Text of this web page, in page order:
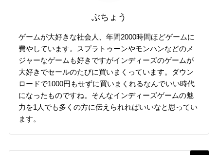
ぶちょう
ゲームが大好きな社会人、年間2000時間ほどゲームに
費やしています。スプラトゥーンやモンハンなどのメ
ジャーなゲームも好きですがインディーズのゲームが
大好きでセールのたびに買いまくっています。ダウン
ロードで1000円もせずに買いまくれるなんでいい時代
になったものですね。そんなインディーズゲームの魅
力を1人でも多くの方に伝えられればいいなと思ってい
ます。